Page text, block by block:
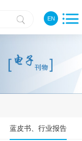
EN
蓝皮书、行业报告